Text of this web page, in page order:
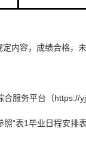
内容，成绩合格，
服务平台（https://
“表1毕业日程安排